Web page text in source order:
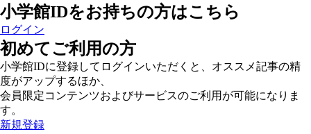
小学館IDをお持ちの方はこちら
ログイン
初めてご利用の方
小学館IDに登録してログインいただくと、オススメ記事の精
度がアップするほか、
会員限定コンテンツおよびサービスのご利用が可能になりま
す。
新規登録